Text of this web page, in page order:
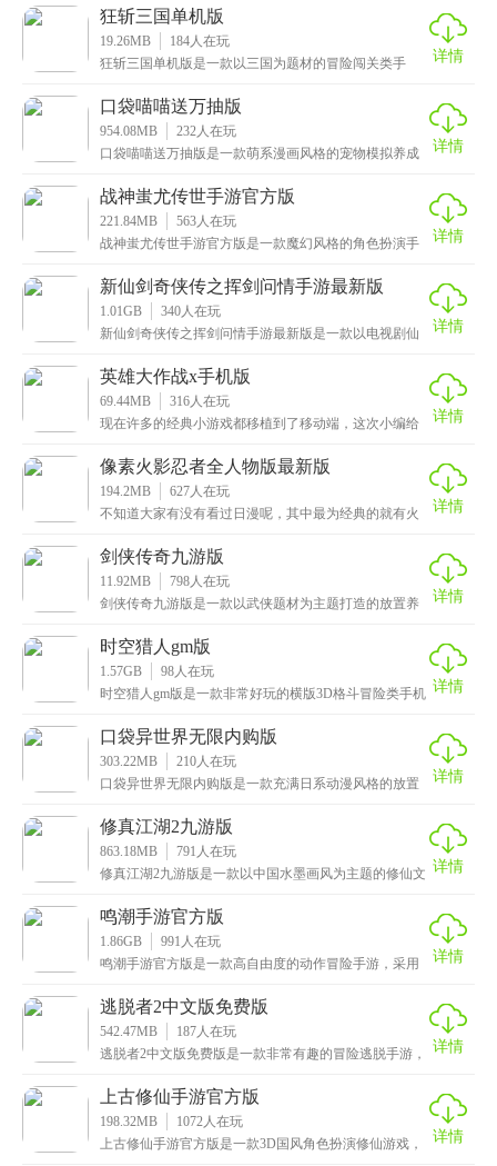
神秘
狂斩三国单机版
19.26MB 184人在玩
狂斩三国单机版是一款以三国为题材的冒险闯关类手
热血激
详情
口袋喵喵送万抽版
954.08MB 232人在玩
口袋喵喵送万抽版是一款萌系漫画风格的宠物模拟养成
象，
详情
战神蚩尤传世手游官方版
221.84MB 563人在玩
战神蚩尤传世手游官方版是一款魔幻风格的角色扮演手
出
详情
新仙剑奇侠传之挥剑问情手游最新版
1.01GB 340人在玩
新仙剑奇侠传之挥剑问情手游最新版是一款以电视剧仙
还原
详情
英雄大作战x手机版
69.44MB 316人在玩
现在许多的经典小游戏都移植到了移动端，这次小编给
游
详情
像素火影忍者全人物版最新版
194.2MB 627人在玩
不知道大家有没有看过日漫呢，其中最为经典的就有火
游戏
详情
剑侠传奇九游版
11.92MB 798人在玩
剑侠传奇九游版是一款以武侠题材为主题打造的放置养
术
详情
时空猎人gm版
1.57GB 98人在玩
时空猎人gm版是一款非常好玩的横版3D格斗冒险类手机 详情
口袋异世界无限内购版
303.22MB 210人在玩
口袋异世界无限内购版是一款充满日系动漫风格的放置
的远
详情
修真江湖2九游版
863.18MB 791 人在玩
修真江湖2九游版是一款以中国水墨画风为主题的修仙文
的
详情
鸣潮手游官方版
1.86GB 991 人在玩
鸣潮手游官方版是一款高自由度的动作冒险手游，采用
度
详情
逃脱者2中文版免费版
542.47MB 187人在玩
逃脱者2中文版免费版是一款非常有趣的冒险逃脱手游，
囚
详情
上古修仙手游官方版
198.32MB 1072人在玩
上古修仙手游官方版是一款3D国风角色扮演修仙游戏，
详情